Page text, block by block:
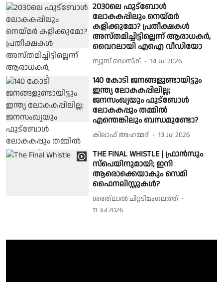
2030ലെ ഫുട്ബോൾ
ലോകകപ്പിലും നെയ്മർ
കളിക്കുമോ? പ്രതീക്ഷകൾ
അസ്തമിച്ചിട്ടില്ലെന്ന് ആരാധകർ,
വൈറലായി എഐ വീഡിയോ
ന്യൂസ് ഡെസ്ക് 14 Jul 2026
140 കോടി ജനങ്ങളുണ്ടായിട്ടും
ഇന്ത്യ ലോകകപ്പിലില്ല;
ജനസംഖ്യയും ഫുട്ബോൾ
ലോകകപ്പും തമ്മിൽ
എന്തെങ്കിലും ബന്ധമുണ്ടോ?
കിലാഫ് അഹമ്മദ് 13 Jul 2026
THE FINAL WHISTLE | ഫ്രാൻസും
സ്പെയിനുമായി; ഇനി
ആരൊക്കെയാകും സെമി
ഫൈനലിസ്റ്റുകൾ?
ശരത്‌ലാൽ ചിറ്റടിമംഗലത്ത്
11 Jul 2026